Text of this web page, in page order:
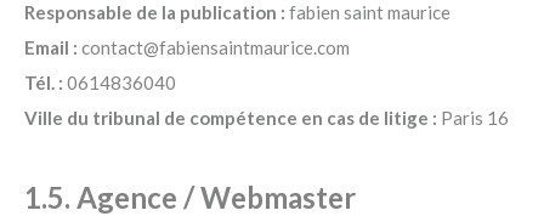
Responsable de la publication : fabien saint maurice
Email : contact@fabiensaintmaurice.com
Tél. : 0614836040
Ville du tribunal de compétence en cas de litige : Paris 16
1.5. Agence / Webmaster